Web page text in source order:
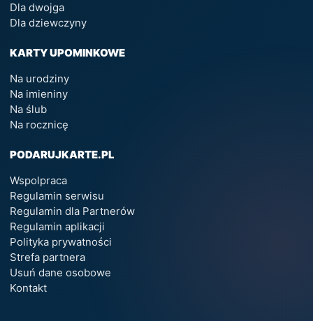
Dla dwojga
Dla dziewczyny
KARTY UPOMINKOWE
Na urodziny
Na imieniny
Na ślub
Na rocznicę
PODARUJKARTE.PL
Wspolpraca
Regulamin serwisu
Regulamin dla Partnerów
Regulamin aplikacji
Polityka prywatności
Strefa partnera
Usuń dane osobowe
Kontakt